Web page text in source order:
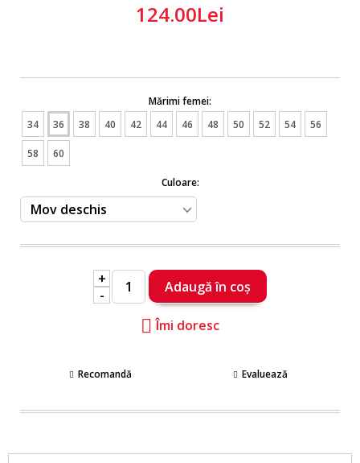
124.00Lei
Mărimi femei:
34
36 38 40 42 44 46 48 50 52 54 56
58 60
Culoare:
+
-
Îmi doresc
Recomandă Evaluează